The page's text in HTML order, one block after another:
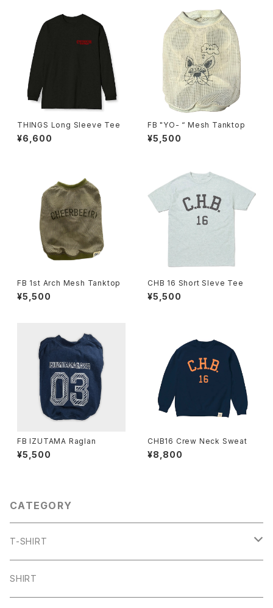
THINGS Long Sleeve Tee
¥6,600
FB "YO- “ Mesh Tanktop
¥5,500
FB 1st Arch Mesh Tanktop
¥5,500
CHB 16 Short Sleve Tee
¥5,500
FB IZUTAMA Raglan
¥5,500
CHB16 Crew Neck Sweat
¥8,800
CATEGORY
T-SHIRT
ARCH
SHIRT